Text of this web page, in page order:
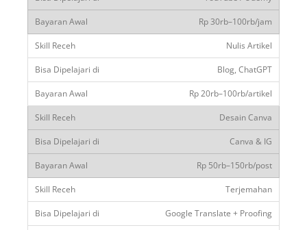
Rp 30rb–100rb/jam
Nulis Artikel
Blog, ChatGPT
Rp 20rb–100rb/artikel
Desain Canva
Canva & IG
Rp 50rb–150rb/post
Terjemahan
Google Translate + Proofing